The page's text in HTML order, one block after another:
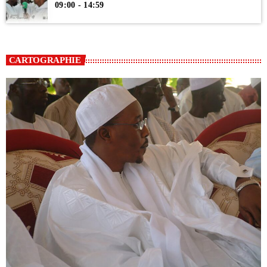
09:00 - 14:59
CARTOGRAPHIE